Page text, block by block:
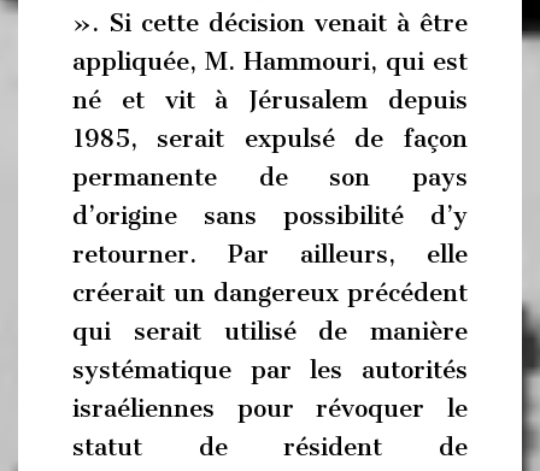
». Si cette décision venait à être
appliquée, M. Hammouri, qui est
né et vit à Jérusalem depuis
1985, serait expulsé de façon
permanente de son pays
d’origine sans possibilité d’y
retourner. Par ailleurs, elle
créerait un dangereux précédent
qui serait utilisé de manière
systématique par les autorités
israéliennes pour révoquer le
statut de résident de